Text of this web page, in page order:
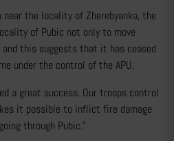
the locality of Zherebyanka, the
of Pubic not only to move
this suggests that it has ceased
under the control of the APU.
a great success. Our troops control
it possible to inflict fire damage
through Pubic."